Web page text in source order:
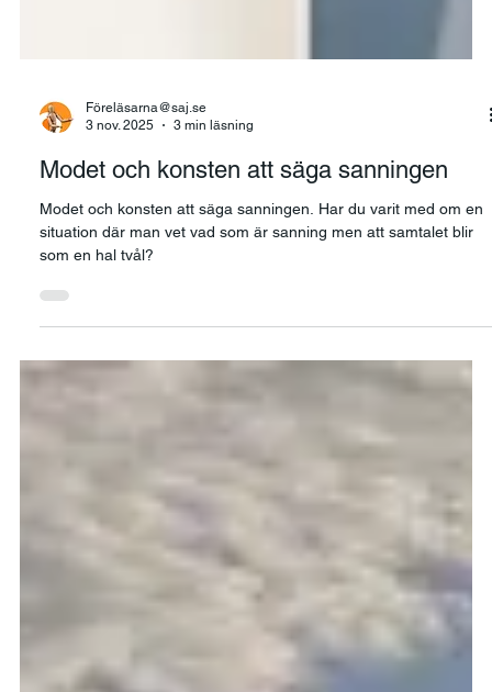
3 nov. 2025
3 min läsning
Modet och konsten att säga sanningen
Modet och konsten att säga sanningen. Har du varit med om en
som en hal tvål?